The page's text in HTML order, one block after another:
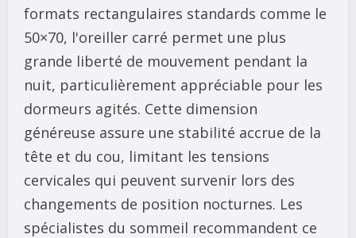
formats rectangulaires standards comme le
50×70, l'oreiller carré permet une plus
grande liberté de mouvement pendant la
nuit, particulièrement appréciable pour les
dormeurs agités. Cette dimension
généreuse assure une stabilité accrue de la
tête et du cou, limitant les tensions
cervicales qui peuvent survenir lors des
changements de position nocturnes. Les
spécialistes du sommeil recommandent ce